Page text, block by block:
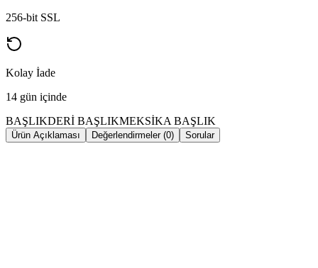
256-bit SSL
Kolay İade
14 gün içinde
BAŞLIKDERİ BAŞLIKMEKSİKA BAŞLIK
Ürün Açıklaması Değerlendirmeler (0) Sorular